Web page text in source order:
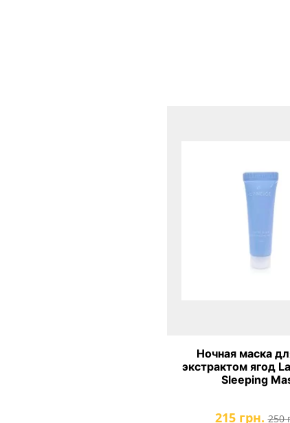
Ночная маска
экстрактом ягод
Sleeping
215 грн. 250